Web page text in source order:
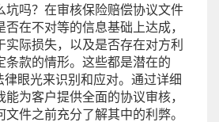
坑吗？在审核保险赔偿协议文件
在不对等的信息基础上达成，
实际损失，以及是否存在对方利
条款的情形。这些都是潜在的
律眼光来识别和应对。通过详细
为客户提供全面的协议审核，
件之前充分了解其中的利弊。